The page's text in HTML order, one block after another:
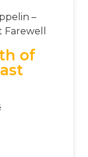
–
of